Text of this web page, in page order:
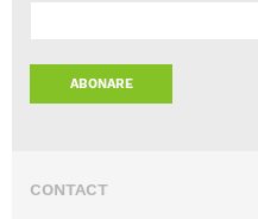
ABONARE
CONTACT